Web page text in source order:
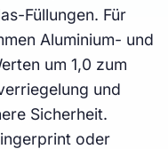
Füllungen. Für
Aluminium- und
um 1,0 zum
und
Sicherheit.
oder